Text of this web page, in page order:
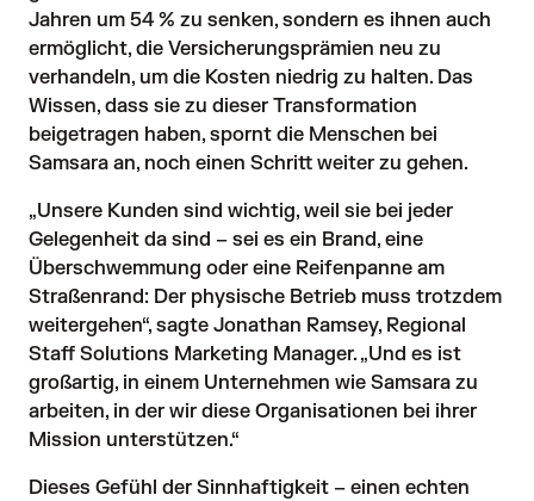
Jahren um 54 % zu senken, sondern es ihnen auch
ermöglicht, die Versicherungsprämien neu zu
verhandeln, um die Kosten niedrig zu halten. Das
Wissen, dass sie zu dieser Transformation
beigetragen haben, spornt die Menschen bei
Samsara an, noch einen Schritt weiter zu gehen.
„Unsere Kunden sind wichtig, weil sie bei jeder
Gelegenheit da sind – sei es ein Brand, eine
Überschwemmung oder eine Reifenpanne am
Straßenrand: Der physische Betrieb muss trotzdem
weitergehen“, sagte Jonathan Ramsey, Regional
Staff Solutions Marketing Manager. „Und es ist
großartig, in einem Unternehmen wie Samsara zu
arbeiten, in der wir diese Organisationen bei ihrer
Mission unterstützen.“
Dieses Gefühl der Sinnhaftigkeit – einen echten